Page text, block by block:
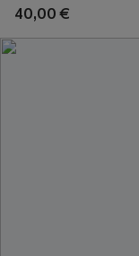
40,00 €